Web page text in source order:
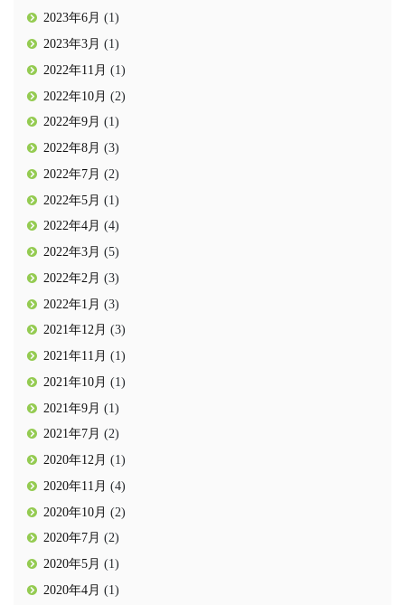
2023年6月 (1)
2023年3月 (1)
2022年11月 (1)
2022年10月 (2)
2022年9月 (1)
2022年8月 (3)
2022年7月 (2)
2022年5月 (1)
2022年4月 (4)
2022年3月 (5)
2022年2月 (3)
2022年1月 (3)
2021年12月 (3)
2021年11月 (1)
2021年10月 (1)
2021年9月 (1)
2021年7月 (2)
2020年12月 (1)
2020年11月 (4)
2020年10月 (2)
2020年7月 (2)
2020年5月 (1)
2020年4月 (1)